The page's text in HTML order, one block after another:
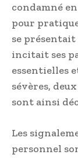
condamné
pour
se présentait
incitait ses
essentielles
sévères,
sont ainsi
Les
personnel